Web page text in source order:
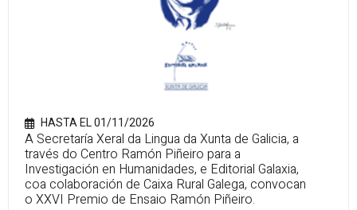
HASTA EL 01/11/2026
A Secretaría Xeral da Lingua da Xunta de Galicia, a
través do Centro Ramón Piñeiro para a
Investigación en Humanidades, e Editorial Galaxia,
coa colaboración de Caixa Rural Galega, convocan
o XXVI Premio de Ensaio Ramón Piñeiro.